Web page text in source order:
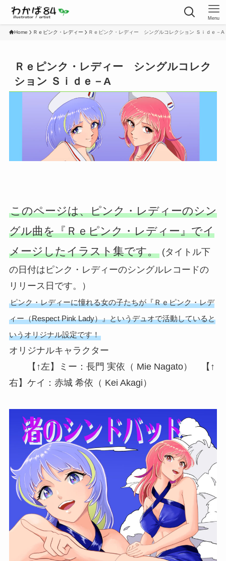
Menu
Home Ｒｅピンク・レディー Ｒｅピンク・レディー シングルコレクション Ｓｉｄｅ－A
Ｒｅピンク・レディー シングルコレク
ション Ｓｉｄｅ－A
このページは、ピンク・レディーのシン
グル曲を『Ｒｅピンク・レディー』でイ
メージしたイラスト集です。(タイトル下
の日付はピンク・レディーのシングルレコードの
リリース日です。）
ピンク・レディーに憧れる女の子たちが『Ｒｅピンク・レデ
ィー（Respect Pink Lady）』というデュオで活動していると
いうオリジナル設定です！
オリジナルキャラクター
【↑左】ミー：長門 実依（ Mie Nagato） 【↑
右】ケイ：赤城 希依（ Kei Akagi）